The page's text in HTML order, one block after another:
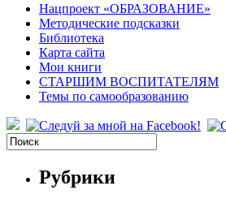
Нацпроект «ОБРАЗОВАНИЕ»
Методические подсказки
Библиотека
Карта сайта
Мои книги
СТАРШИМ ВОСПИТАТЕЛЯМ
Темы по самообразованию
Рубрики